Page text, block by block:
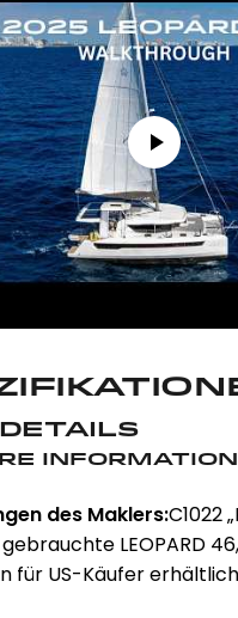
des Maklers:C1022
LEOPARD
für US-Käufer